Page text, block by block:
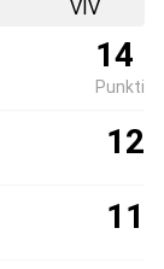
VIV
14
Punkti
12
11